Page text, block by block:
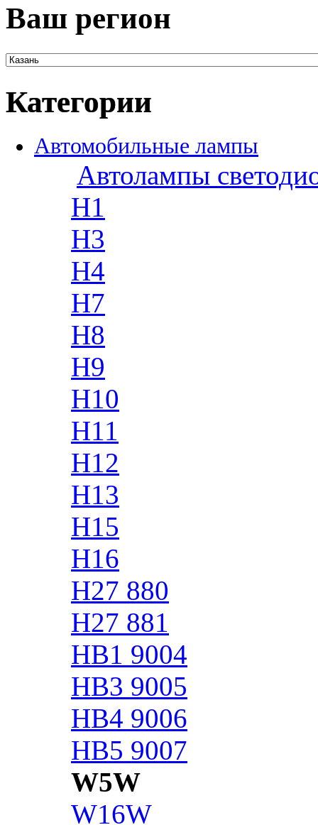
Ваш регион
Категории
Автомобильные лампы
Автолампы
H1
H3
H4
H7
H8
H9
H10
H11
H12
H13
H15
H16
H27 880
H27 881
HB1 9004
HB3 9005
HB4 9006
HB5 9007
W5W
W16W